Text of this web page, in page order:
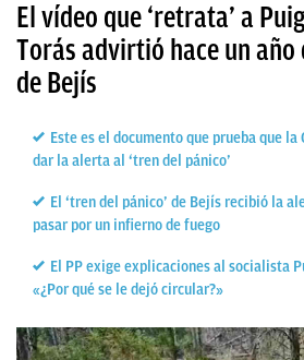
El vídeo que ‘retrata’ a
Torás advirtió hace un
de Bejís
Este es el documento que prueba que
dar la alerta al ‘tren del pánico’
El ‘tren del pánico’ de Bejís recibió la
pasar por un infierno de fuego
El PP exige explicaciones al socialista
«¿Por qué se le dejó circular?»